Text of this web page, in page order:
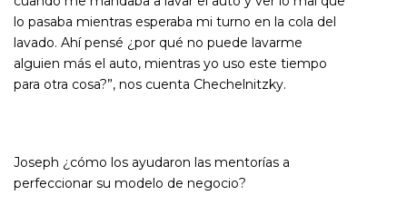
lo pasaba mientras esperaba mi turno en la cola del
lavado. Ahí pensé ¿por qué no puede lavarme
alguien más el auto, mientras yo uso este tiempo
para otra cosa?”, nos cuenta Chechelnitzky.
Joseph ¿cómo los ayudaron las mentorías a
perfeccionar su modelo de negocio?